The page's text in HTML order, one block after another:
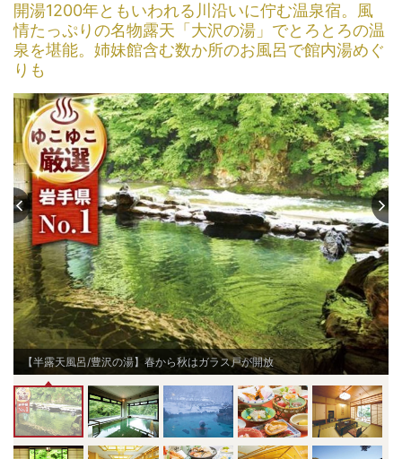
開湯1200年ともいわれる川沿いに佇む温泉宿。風
情たっぷりの名物露天「大沢の湯」でとろとろの温
泉を堪能。姉妹館含む数か所のお風呂で館内湯めぐ
りも
【半露天風呂/豊沢の湯】春から秋はガラス戸が開放